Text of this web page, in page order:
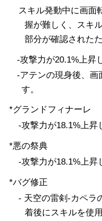
スキル発動中に画面
握が難しく、スキ
部分が確認された
-攻撃力が20.1%上昇
-アテンの現身後、画
す。
*グランドフィナーレ
-攻撃力が18.1%上昇
*悪の祭典
-攻撃力が18.1%上昇
*バグ修正
- 天空の雷剣-カペラ
着後にスキルを使